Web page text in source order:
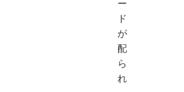
ド
が
配
ら
れ